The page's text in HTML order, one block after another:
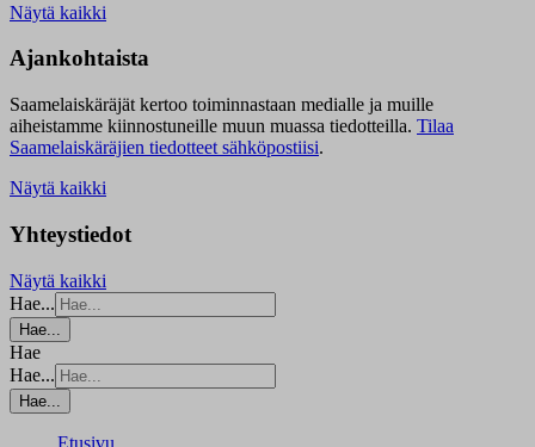
Näytä kaikki
Ajankohtaista
Saamelaiskäräjät kertoo toiminnastaan medialle ja muille
aiheistamme kiinnostuneille muun muassa tiedotteilla. Tilaa
Saamelaiskäräjien tiedotteet sähköpostiisi.
Näytä kaikki
Yhteystiedot
Näytä kaikki
Hae...
Hae...
Hae
Hae...
Hae...
Etusivu